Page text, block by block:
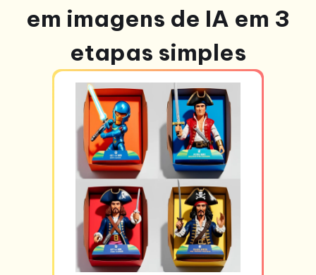
em imagens de IA em 3
etapas simples